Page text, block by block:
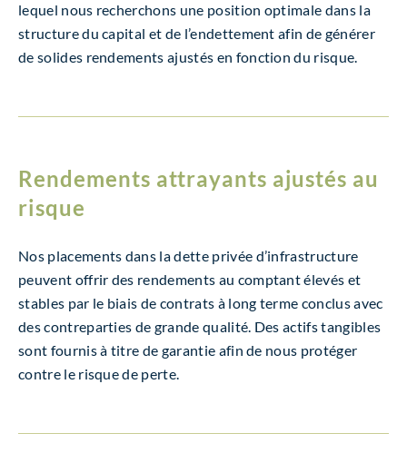
lequel nous recherchons une position optimale dans la
structure du capital et de l’endettement afin de générer
de solides rendements ajustés en fonction du risque.
Rendements attrayants ajustés au
risque
Nos placements dans la dette privée d’infrastructure
peuvent offrir des rendements au comptant élevés et
stables par le biais de contrats à long terme conclus avec
des contreparties de grande qualité. Des actifs tangibles
sont fournis à titre de garantie afin de nous protéger
contre le risque de perte.